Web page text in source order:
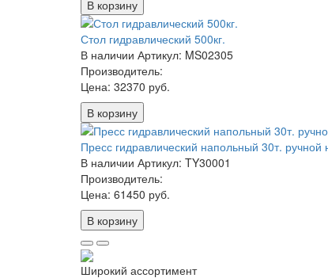
В корзину
Стол гидравлический 500кг.
В наличии Артикул: MS02305
Производитель:
Цена: 32370 руб.
В корзину
Пресс гидравлический напольный 30т. ручной
В наличии Артикул: TY30001
Производитель:
Цена: 61450 руб.
В корзину
Широкий ассортимент